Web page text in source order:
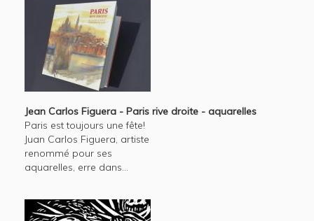
Jean Carlos Figuera - Paris rive droite - aquarelles
Paris est toujours une fête!
Juan Carlos Figuera, artiste
renommé pour ses
aquarelles, erre dans...